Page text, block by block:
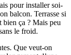
pour installer soi-
balcon. Terrasse si
bien ça ? Mais peu
le froid.
Que veut-on